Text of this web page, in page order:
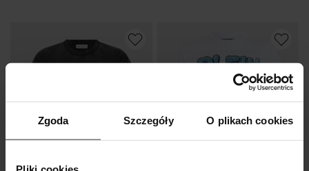
Zgoda Szczegóły O plikach cookies